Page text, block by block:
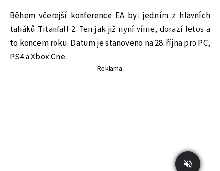
Během včerejší konference EA byl jedním z hlavních
taháků Titanfall 2. Ten jak již nyní víme, dorazí letos a
to koncem roku. Datum je stanoveno na 28. října pro PC,
PS4 a Xbox One.
Reklama